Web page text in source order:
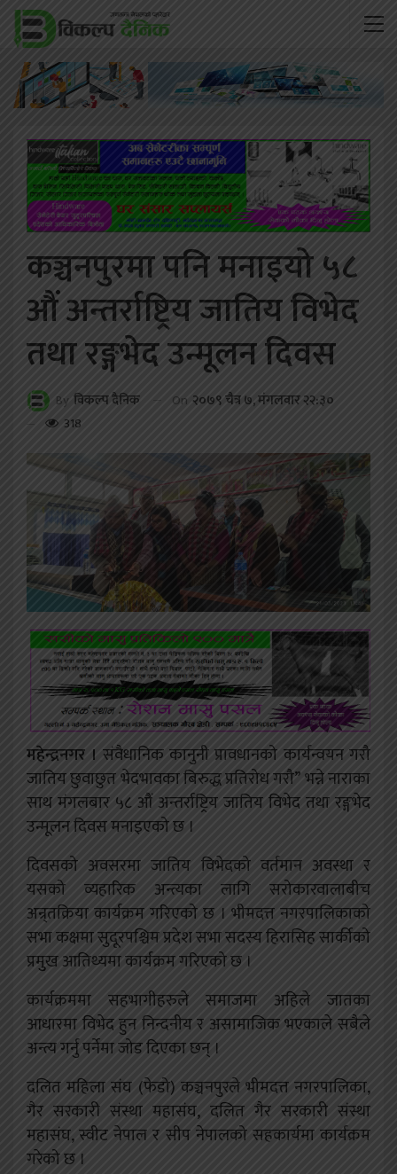
कञ्चनपुरमा पनि मनाइयो ५८
औं अन्तर्राष्ट्रिय जातिय विभेद
तथा रङ्गभेद उन्मूलन दिवस
By विकल्प दैनिक On २०७९ चैत्र ७, मंगलवार २२:३०
318
महेन्द्रनगर । संवैधानिक कानुनी प्रावधानको कार्यन्वयन गरौ
जातिय छुवाछुत भेदभावका बिरुद्ध प्रतिरोध गरौ” भन्ने नाराका
साथ मंगलबार ५८ औं अन्तर्राष्ट्रिय जातिय विभेद तथा रङ्गभेद
उन्मूलन दिवस मनाइएको छ ।
दिवसको अवसरमा जातिय विभेदको वर्तमान अवस्था र
यसको व्यहारिक अन्त्यका लागि सरोकारवालाबीच
अन्र्तक्रिया कार्यक्रम गरिएको छ । भीमदत्त नगरपालिकाको
सभा कक्षमा सुदूरपश्चिम प्रदेश सभा सदस्य हिरासिह सार्कीको
प्रमुुख आतिथ्यमा कार्यक्रम गरिएको छ ।
कार्यक्रममा सहभागीहरुले समाजमा अहिले जातका
आधारमा विभेद हुन निन्दनीय र असामाजिक भएकाले सबैले
अन्त्य गर्नु पर्नेमा जोड दिएका छन् ।
दलित महिला संघ (फेडो) कञ्चनपुरले भीमदत्त नगरपालिका,
गैर सरकारी संस्था महासंघ, दलित गैर सरकारी संस्था
महासंघ, स्वीट नेपाल र सीप नेपालको सहकार्यमा कार्यक्रम
गरेको छ ।